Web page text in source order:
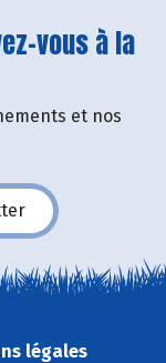
vous à la
et nos
légales